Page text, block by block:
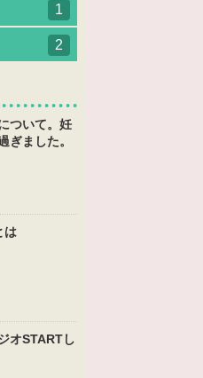
1
2
ついて。妊
ぎました。
は
オSTARTし